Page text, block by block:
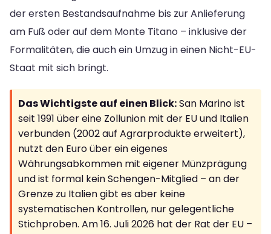
der ersten Bestandsaufnahme bis zur Anlieferung
am Fuß oder auf dem Monte Titano – inklusive der
Formalitäten, die auch ein Umzug in einen Nicht-EU-
Staat mit sich bringt.
Das Wichtigste auf einen Blick:San Marino ist
seit 1991 über eine Zollunion mit der EU und Italien
verbunden (2002 auf Agrarprodukte erweitert),
nutzt den Euro über ein eigenes
Währungsabkommen mit eigener Münzprägung
und ist formal kein Schengen-Mitglied – an der
Grenze zu Italien gibt es aber keine
systematischen Kontrollen, nur gelegentliche
Stichproben. Am 16. Juli 2026 hat der Rat der EU –